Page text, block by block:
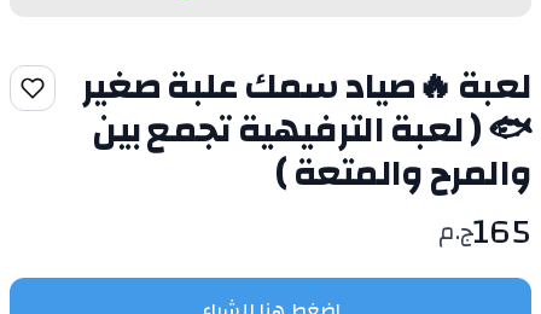
لعبة 🔥صياد سمك علبة صغير
🐟 ( لعبة الترفيهية تجمع بين
والمرح والمتعة )
165ج.م